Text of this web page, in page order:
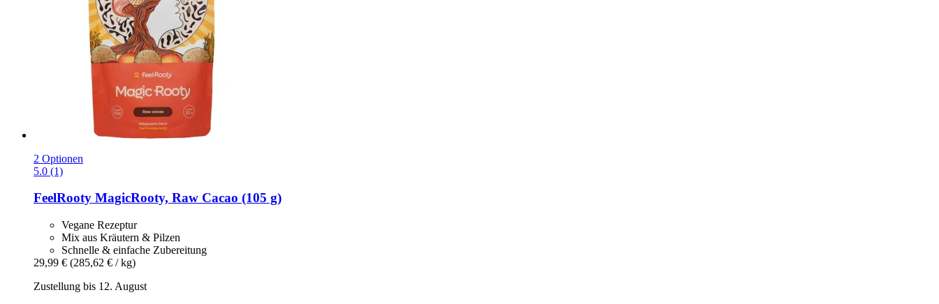
2 Optionen
5.0 (1)
FeelRooty MagicRooty, Raw Cacao (105 g)
Vegane Rezeptur
Mix aus Kräutern & Pilzen
Schnelle & einfache Zubereitung
29,99 € (285,62 € / kg)
Zustellung bis 12. August